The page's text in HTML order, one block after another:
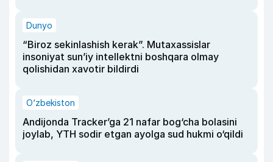
Dunyo
“Biroz sekinlashish kerak”. Mutaxassislar
insoniyat sun’iy intellektni boshqara olmay
qolishidan xavotir bildirdi
O‘zbekiston
Andijonda Tracker’ga 21 nafar bog‘cha bolasini
joylab, YTH sodir etgan ayolga sud hukmi o‘qildi